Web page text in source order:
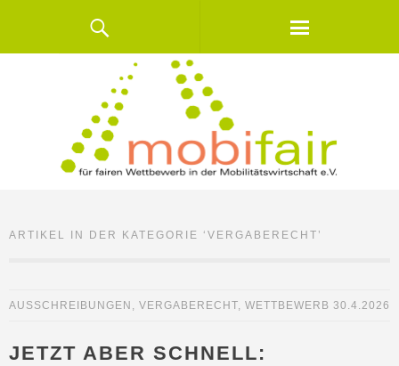
ARTIKEL IN DER KATEGORIE ‘ VERGABERECHT ’
AUSSCHREIBUNGEN , VERGABERECHT, WETTBEWERB 30.4.2026
JETZT ABER SCHNELL: